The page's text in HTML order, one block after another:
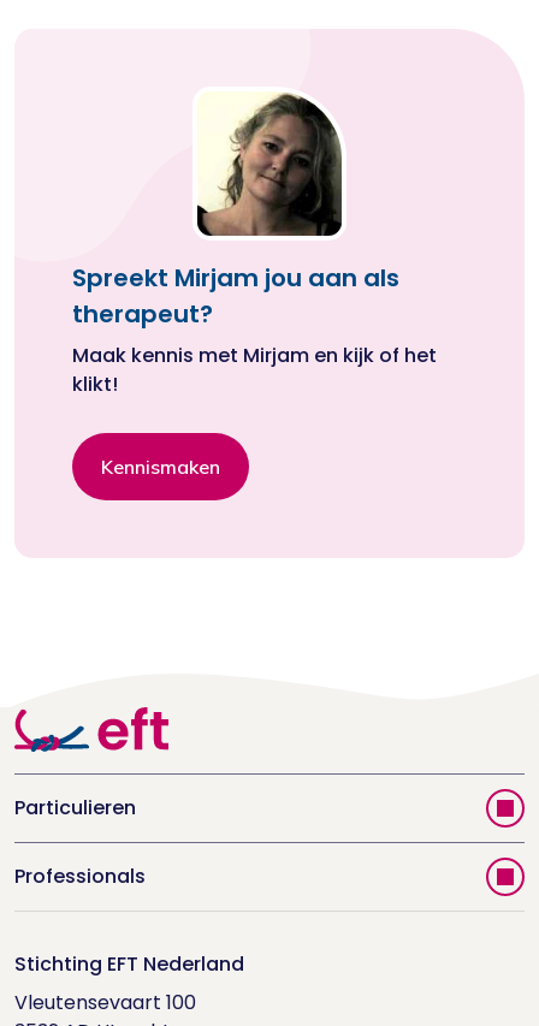
Spreekt Mirjam jou aan als
therapeut?
Maak kennis met Mirjam en kijk of het
klikt!
Kennismaken
Particulieren
Vind jouw therapeut
Videoportal
Doe de relatietest
Houd me Vast-bijeenkomsten
Professionals
Trainingen
Stichting EFT Nederland
Vleutensevaart 100